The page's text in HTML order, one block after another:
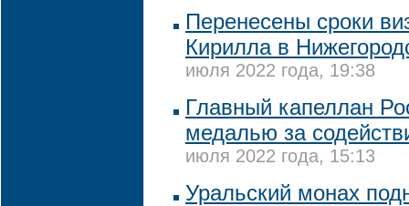
Перенесены сроки
Кирилла в
июля 2022 года, 19:38
Главный капеллан
медалью за
июля 2022 года, 15:13
Уральский монах